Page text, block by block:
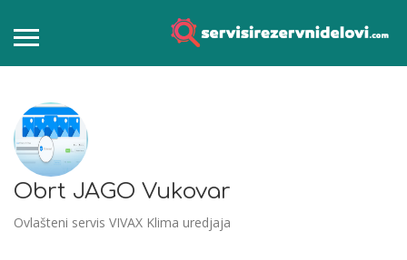
Obrt JAGO Vukovar
Ovlašteni servis VIVAX Klima uredjaja